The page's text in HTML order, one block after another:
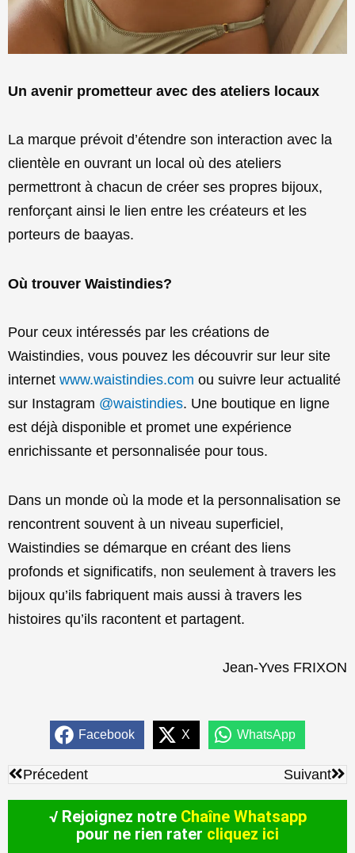
Un avenir prometteur avec des ateliers locaux
La marque prévoit d’étendre son interaction avec la
clientèle en ouvrant un local où des ateliers
permettront à chacun de créer ses propres bijoux,
renforçant ainsi le lien entre les créateurs et les
porteurs de baayas.
Où trouver Waistindies?
Pour ceux intéressés par les créations de
Waistindies, vous pouvez les découvrir sur leur site
internet www.waistindies.com ou suivre leur actualité
sur Instagram @waistindies. Une boutique en ligne
est déjà disponible et promet une expérience
enrichissante et personnalisée pour tous.
Dans un monde où la mode et la personnalisation se
rencontrent souvent à un niveau superficiel,
Waistindies se démarque en créant des liens
profonds et significatifs, non seulement à travers les
bijoux qu’ils fabriquent mais aussi à travers les
histoires qu’ils racontent et partagent.
Jean-Yves FRIXON
Facebook X WhatsApp
Précédent
Précedent Suivant
√ Rejoignez notre Chaîne Whatsapp
pour ne rien rater cliquez ici